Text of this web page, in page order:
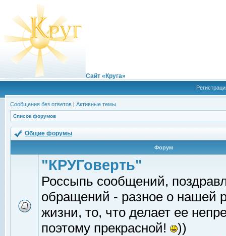
Сайт «Круга»
Сообщения без ответов | Активные темы
Список форумов
Общие форумы
Форум
"КРУГоверть"
Россыпь сообщений,
обращений - разное о нашей
жизни, то, что делает ее
поэтому прекрасной!
))